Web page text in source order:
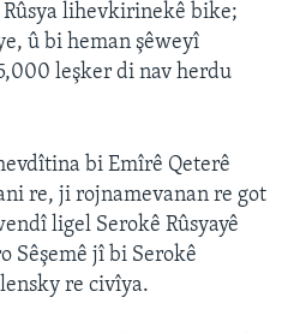
lihevkirinekê bike;
û bi heman şêweyî
leşker di nav herdu
bi Emîrê Qeterê
re, ji rojnamevanan re got
ligel Serokê Rûsyayê
Sêşemê jî bi Serokê
re civîya.